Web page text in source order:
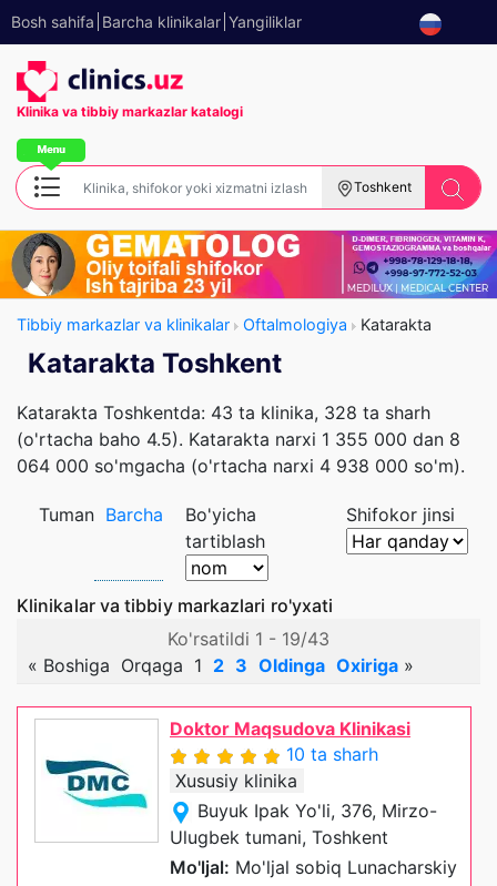
Bosh sahifa Barcha klinikalar Yangiliklar
Klinika va tibbiy markazlar katalogi
Toshkent
Tibbiy markazlar va klinikalar Oftalmologiya Katarakta
Katarakta Toshkent
Katarakta Toshkentda: 43 ta klinika, 328 ta sharh
(o'rtacha baho 4.5). Katarakta narxi 1 355 000 dan 8
064 000 so'mgacha (o'rtacha narxi 4 938 000 so'm).
Tuman Barcha
Bo'yicha
tartiblash
Shifokor jinsi
Klinikalar va tibbiy markazlari ro'yxati
Ko'rsatildi 1 - 19/43
« Boshiga Orqaga 1 2 3 Oldinga Oxiriga »
Doktor Maqsudova Klinikasi
10 ta sharh
Xususiy klinika
Buyuk Ipak Yo'li, 376, Mirzo-
Ulugbek tumani, Toshkent
Mo'ljal: Mo'ljal sobiq Lunacharskiy